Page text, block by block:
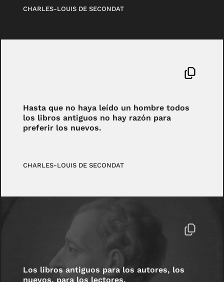
CHARLES-LOUIS DE SECONDAT
Hasta que no haya leído un hombre todos
los libros antiguos no hay razón para
preferir los nuevos.
CHARLES-LOUIS DE SECONDAT
Los libros antiguos para los autores, los
nuevos, para los lectores.